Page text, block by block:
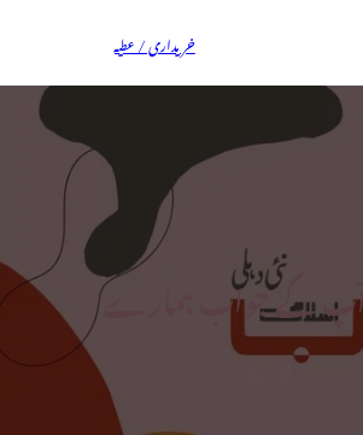
خریداری / عطیہ
کے جواب ہمارے
ادارہ